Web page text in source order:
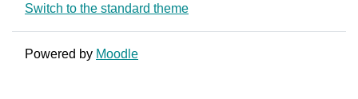
Switch to the standard theme
Powered by Moodle